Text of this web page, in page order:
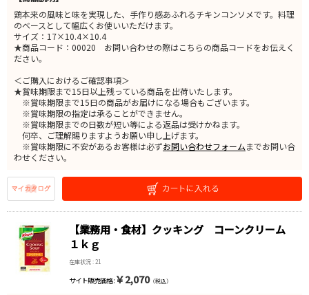
鶏本来の風味と味を実現した、手作り感あふれるチキンコンソメです。料理
のベースとして幅広くお使いいただけます。
サイズ：17×10.4×10.4
★商品コード：00020 お問い合わせの際はこちらの商品コードをお伝えく
ださい。
＜ご購入におけるご確認事項＞
★賞味期限まで15日以上残っている商品を出荷いたします。
※賞味期限まで15日の商品がお届けになる場合もございます。
※賞味期限の指定は承ることができません。
※賞味期限までの日数が短い等による返品は受けかねます。
何卒、ご理解賜りますようお願い申し上げます。
※賞味期限に不安があるお客様は必ずお問い合わせフォームまでお問い合
わせください。
【業務用・食材】クッキング コーンクリーム
１ｋｇ
在庫状況 : 21
サイト販売価格 : ￥2,070（税込）